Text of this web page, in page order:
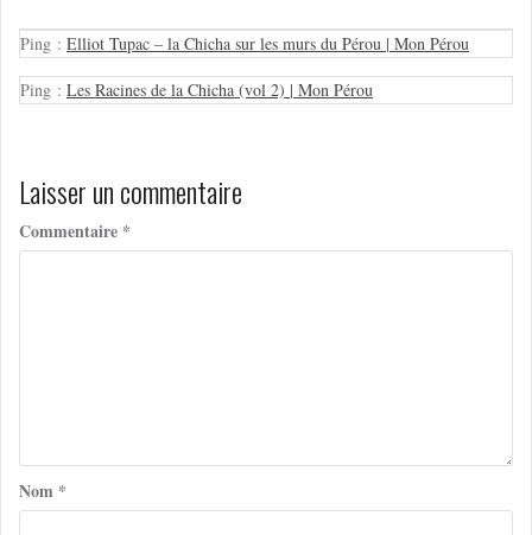
Ping : Elliot Tupac – la Chicha sur les murs du Pérou | Mon Pérou
Ping : Les Racines de la Chicha (vol 2) | Mon Pérou
Laisser un commentaire
Commentaire *
Nom *